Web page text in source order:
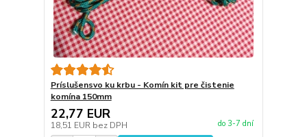
Príslušensvo ku krbu - Komín kit pre čistenie
komína 150mm
22,77 EUR
18,51 EUR bez DPH do 3-7 dní